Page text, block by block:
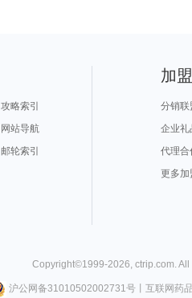
攻略索引
网站导航
邮轮索引
加
分销联
企业礼
代理合
更多加
Copyright©1999-2026 ctrip.com .
沪公网备31010502002731号丨 互联网药